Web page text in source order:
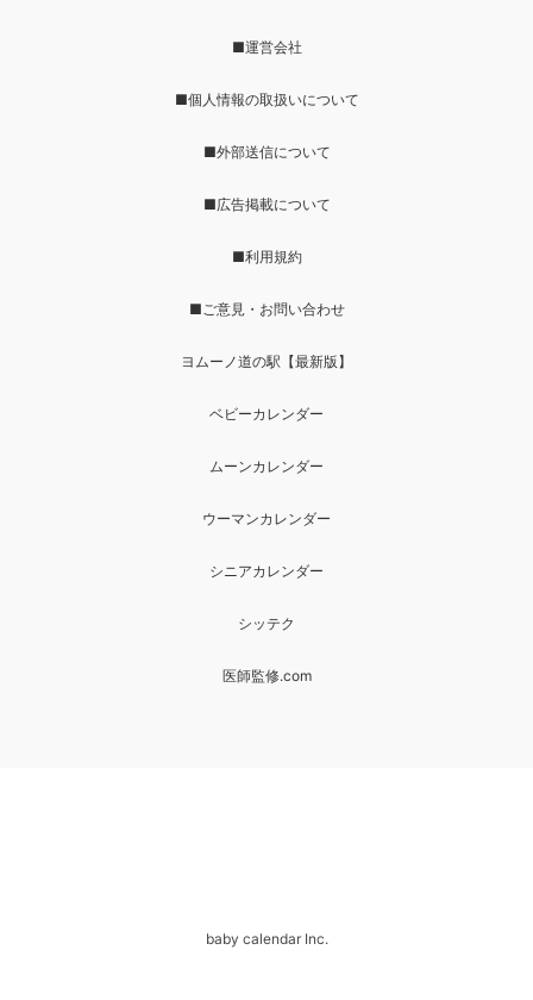
■運営会社
■個人情報の取扱いについて
■外部送信について
■広告掲載について
■利用規約
■ご意見・お問い合わせ
ヨムーノ道の駅【最新版】
ベビーカレンダー
ムーンカレンダー
ウーマンカレンダー
シニアカレンダー
シッテク
医師監修.com
baby calendar Inc.